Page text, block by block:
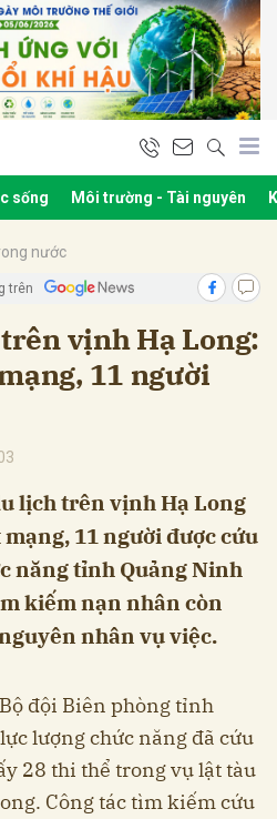
sống Môi trường - Tài nguyên
nước
trên
vịnh Hạ Long:
11 người
lịch trên vịnh Hạ Long
11 người được cứu
năng tỉnh Quảng Ninh
kiếm nạn nhân còn
nhân vụ việc.
đội Biên phòng tỉnh
lượng chức năng đã cứu
28 thi thể trong vụ lật tàu
Công tác tìm kiếm cứu
Hủy